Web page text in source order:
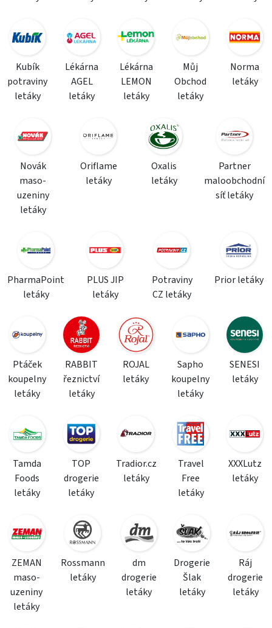
Kubík
potraviny
letáky
Lékárna
AGEL
letáky
Lékárna
LEMON
letáky
Můj
Obchod
letáky
Norma
letáky
Novák
maso-
uzeniny
letáky
Oriflame
letáky
Oxalis
letáky
Partner
maloobchodní
síť letáky
PharmaPoint
letáky
PLUS JIP
letáky
Potraviny
CZ letáky
Prior letáky
Ptáček
koupelny
letáky
RABBIT
řeznictví
letáky
ROJAL
letáky
Sapho
koupelny
letáky
SENESI
letáky
Tamda
Foods
letáky
TOP
drogerie
letáky
Tradior.cz
letáky
Travel
Free
letáky
XXXLutz
letáky
ZEMAN
maso-
uzeniny
letáky
Rossmann
letáky
dm
drogerie
letáky
Drogerie
Šlak
letáky
Ráj
drogerie
letáky